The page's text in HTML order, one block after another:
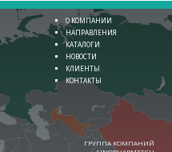
О КОМПАНИИ
НАПРАВЛЕНИЯ
КАТАЛОГИ
НОВОСТИ
КЛИЕНТЫ
КОНТАКТЫ
ГРУППА КОМПАНИЙ